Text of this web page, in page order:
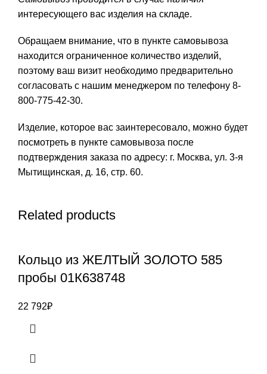
интересующего вас изделия на складе.
Обращаем внимание, что в пункте самовывоза
находится ограниченное количество изделий,
поэтому ваш визит необходимо предварительно
согласовать с нашим менеджером по телефону 8-
800-775-42-30.
Изделие, которое вас заинтересовало, можно будет
посмотреть в пункте самовывоза после
подтверждения заказа по адресу: г. Москва, ул. 3-я
Мытищинская, д. 16, стр. 60.
Related products
Кольцо из ЖЕЛТЫЙ ЗОЛОТО 585
пробы 01К638748
22 792₽